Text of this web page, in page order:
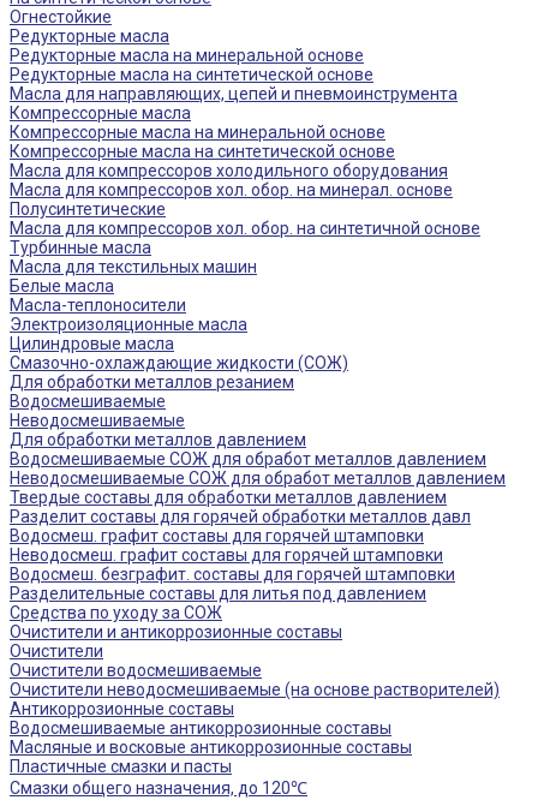
Огнестойкие
Редукторные масла
Редукторные масла на минеральной основе
Редукторные масла на синтетической основе
Масла для направляющих, цепей и пневмоинструмента
Компрессорные масла
Компрессорные масла на минеральной основе
Компрессорные масла на синтетической основе
Масла для компрессоров холодильного оборудования
Масла для компрессоров хол. обор. на минерал. основе
Полусинтетические
Масла для компрессоров хол. обор. на синтетичной основе
Турбинные масла
Масла для текстильных машин
Белые масла
Масла-теплоносители
Электроизоляционные масла
Цилиндровые масла
Смазочно-охлаждающие жидкости (СОЖ)
Для обработки металлов резанием
Водосмешиваемые
Неводосмешиваемые
Для обработки металлов давлением
Водосмешиваемые СОЖ для обработ металлов давлением
Неводосмешиваемые СОЖ для обработ металлов давлением
Твердые составы для обработки металлов давлением
Разделит составы для горячей обработки металлов давл
Водосмеш. графит составы для горячей штамповки
Неводосмеш. графит составы для горячей штамповки
Водосмеш. безграфит. составы для горячей штамповки
Разделительные составы для литья под давлением
Средства по уходу за СОЖ
Очистители и антикоррозионные составы
Очистители
Очистители водосмешиваемые
Очистители неводосмешиваемые (на основе растворителей)
Антикоррозионные составы
Водосмешиваемые антикоррозионные составы
Масляные и восковые антикоррозионные составы
Пластичные смазки и пасты
Смазки общего назначения, до 120℃